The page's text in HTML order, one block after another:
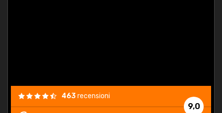
9,0
463recensioni